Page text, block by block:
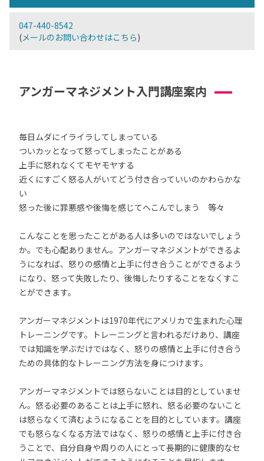
047-440-8542
(メールのお問い合わせはこちら)
アンガーマネジメント入門講座案内
毎日ムダにイライラしてしまっている
ついカッとなって怒ってしまったことがある
上手に怒れなくてモヤモヤする
近くにすごく怒る人がいてどう付き合っていいのかわらかな
い
怒った後に罪悪感や後悔を感じてへこんでしまう 等々
こんなことを思ったことがある人は多いのではないでしょう
か。でも心配ありません。アンガーマネジメントができるよ
うになれば、怒りの感情と上手に付き合うことができるよう
になり、怒って失敗したり、後悔したりすることをなくすこ
とができます。
アンガーマネジメントは1970年代にアメリカで生まれた心理
トレーニングです。トレーニングと言われるだけあり、講座
では知識を学ぶだけではなく、怒りの感情と上手に付き合う
ための具体的なトレーニング方法を身につけます。
アンガーマネジメントでは怒らないことは目的としていませ
ん。怒る必要のあることは上手に怒れ、怒る必要のないこと
は怒らなくて済むようになることを目的としています。講座
でも怒らなくなる方法ではなく、怒りの感情と上手に付き合
うことで、自分自身や周りの人にとって長期的に健康的なセ